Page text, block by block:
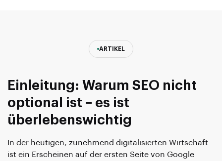
ARTIKEL
Einleitung: Warum SEO nicht
optional ist – es ist
überlebenswichtig
In der heutigen, zunehmend digitalisierten Wirtschaft
ist ein Erscheinen auf der ersten Seite von Google